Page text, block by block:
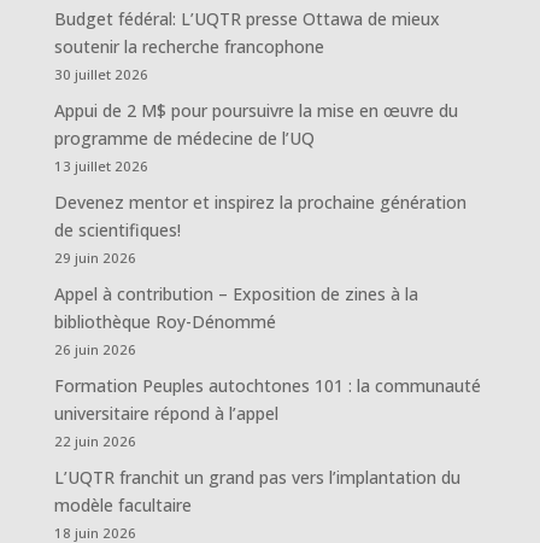
Budget fédéral: L’UQTR presse Ottawa de mieux
soutenir la recherche francophone
30 juillet 2026
Appui de 2 M$ pour poursuivre la mise en œuvre du
programme de médecine de l’UQ
13 juillet 2026
Devenez mentor et inspirez la prochaine génération
de scientifiques!
29 juin 2026
Appel à contribution – Exposition de zines à la
bibliothèque Roy-Dénommé
26 juin 2026
Formation Peuples autochtones 101 : la communauté
universitaire répond à l’appel
22 juin 2026
L’UQTR franchit un grand pas vers l’implantation du
modèle facultaire
18 juin 2026